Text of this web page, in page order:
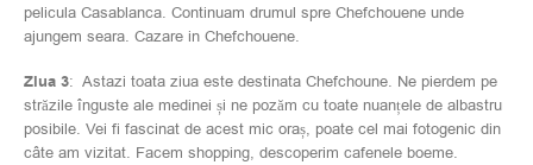
pelicula Casablanca. Continuam drumul spre Chefchouene unde
ajungem seara. Cazare in Chefchouene.
Ziua 3: Astazi toata ziua este destinata Chefchoune. Ne pierdem pe
străzile înguste ale medinei și ne pozăm cu toate nuanțele de albastru
posibile. Vei fi fascinat de acest mic oraș, poate cel mai fotogenic din
câte am vizitat. Facem shopping, descoperim cafenele boeme.